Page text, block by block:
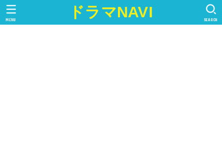
ドラマNAVI SEARCH
MENU